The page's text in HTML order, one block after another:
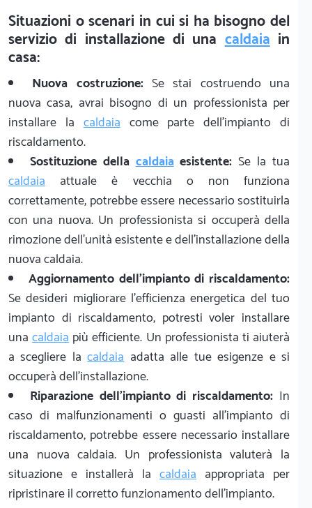
Situazioni o scenari in cui si ha bisogno del
servizio di installazione di unacaldaiain
casa:
Nuova costruzione:Se stai costruendo una
nuova casa, avrai bisogno di un professionista per
installare lacaldaiacome parte dell'impianto di
riscaldamento.
Sostituzione dellacaldaiaesistente: Se la tua
caldaia attuale è vecchia o non funziona
correttamente, potrebbe essere necessario sostituirla
con una nuova. Un professionista si occuperà della
rimozione dell'unità esistente e dell'installazione della
nuova caldaia.
Aggiornamento dell'impianto di riscaldamento:
Se desideri migliorare l'efficienza energetica del tuo
impianto di riscaldamento, potresti voler installare
unacaldaiapiù efficiente. Un professionista ti aiuterà
a scegliere lacaldaiaadatta alle tue esigenze e si
occuperà dell'installazione.
Riparazione dell'impianto di riscaldamento: In
caso di malfunzionamenti o guasti all'impianto di
riscaldamento, potrebbe essere necessario installare
una nuova caldaia. Un professionista valuterà la
situazione e installerà la caldaia appropriata per
ripristinare il corretto funzionamento dell'impianto.